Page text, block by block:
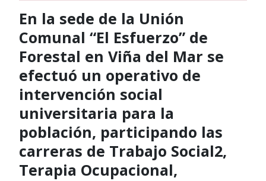
En la sede de la Unión
Comunal “El Esfuerzo” de
Forestal en Viña del Mar se
efectuó un operativo de
intervención social
universitaria para la
población, participando las
carreras de Trabajo Social2,
Terapia Ocupacional,